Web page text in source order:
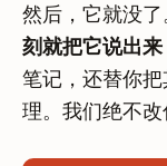
然后，它就没了
刻就把它说出来
笔记，还替你
理。我们绝不改